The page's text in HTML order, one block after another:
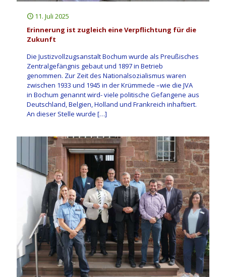
11. Juli 2025
Erinnerung ist zugleich eine Verpflichtung für die
Zukunft
Die Justizvollzugsanstalt Bochum wurde als Preußisches
Zentralgefängnis gebaut und 1897 in Betrieb
genommen. Zur Zeit des Nationalsozialismus waren
zwischen 1933 und 1945 in der Krümmede –wie die JVA
in Bochum genannt wird- viele politische Gefangene aus
Deutschland, Belgien, Holland und Frankreich inhaftiert.
An dieser Stelle wurde […]